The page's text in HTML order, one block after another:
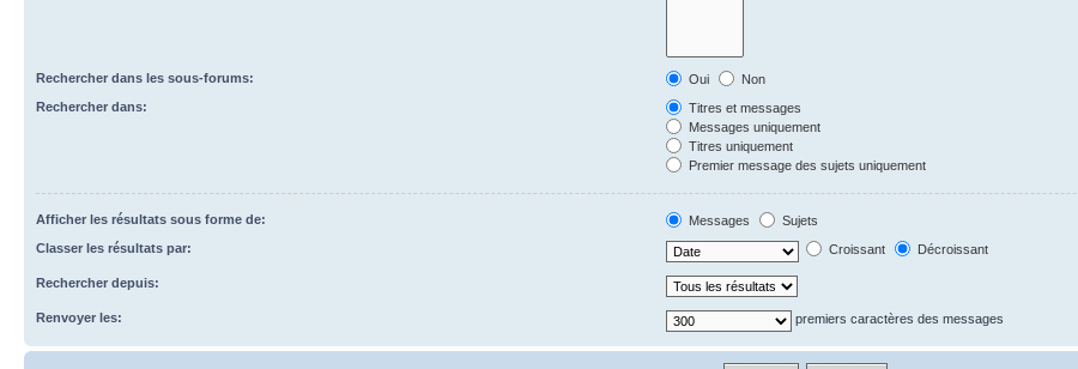
Rechercher dans les sous-forums: Oui
Non
Rechercher dans:
Titres et messages
Messages uniquement
Titres uniquement
Premier message des sujets uniquement
Afficher les résultats sous forme de: Messages
Sujets
Classer les résultats par:
Croissant Décroissant
Rechercher depuis:
Renvoyer les: premiers caractères des messages